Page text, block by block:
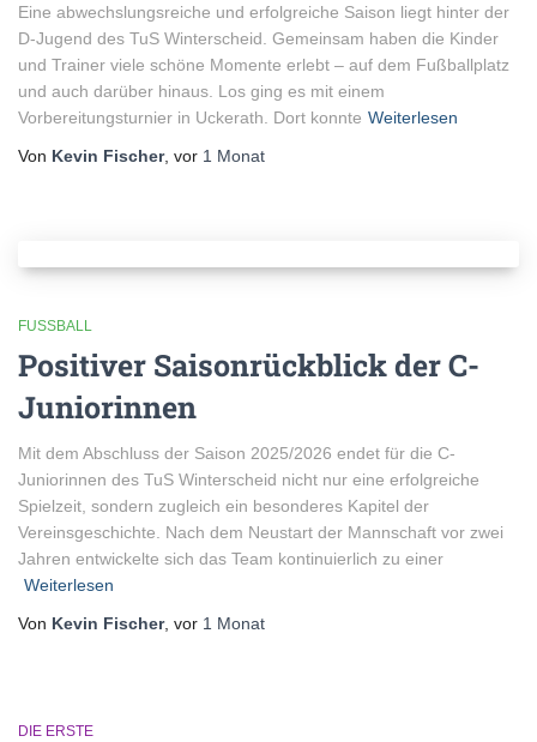
Eine abwechslungsreiche und erfolgreiche Saison liegt hinter der
D-Jugend des TuS Winterscheid. Gemeinsam haben die Kinder
und Trainer viele schöne Momente erlebt – auf dem Fußballplatz
und auch darüber hinaus. Los ging es mit einem
Vorbereitungsturnier in Uckerath. Dort konnte Weiterlesen
Von Kevin Fischer, vor 1 Monat
FUSSBALL
Positiver Saisonrückblick der C-
Juniorinnen
Mit dem Abschluss der Saison 2025/2026 endet für die C-
Juniorinnen des TuS Winterscheid nicht nur eine erfolgreiche
Spielzeit, sondern zugleich ein besonderes Kapitel der
Vereinsgeschichte. Nach dem Neustart der Mannschaft vor zwei
Jahren entwickelte sich das Team kontinuierlich zu einer
Weiterlesen
Von Kevin Fischer, vor 1 Monat
DIE ERSTE